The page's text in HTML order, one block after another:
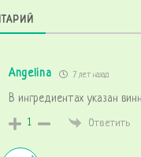
Angelina 7 лет назад
В ингредиентах указан
1 Ответить